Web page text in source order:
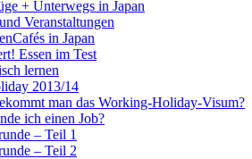
+ Unterwegs in Japan
Veranstaltungen
in Japan
Essen im Test
lernen
2013/14
man das Working-Holiday-Visum?
ich einen Job?
– Teil 1
– Teil 2